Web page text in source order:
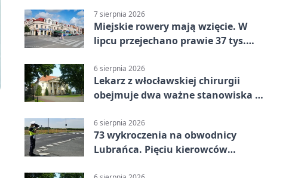
7 sierpnia 2026
Miejskie rowery mają wzięcie. W
lipcu przejechano prawie 37 tys.
6 sierpnia 2026
Lekarz z włocławskiej chirurgii
obejmuje dwa ważne stanowiska w
6 sierpnia 2026
73 wykroczenia na obwodnicy
Lubrańca. Pięciu kierowców